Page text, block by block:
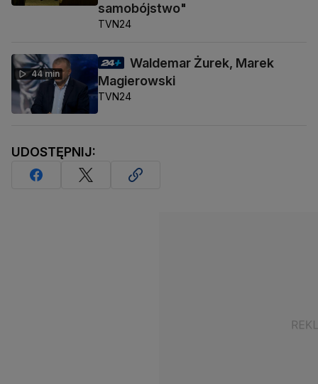
samobójstwo"
TVN24
44 min
Waldemar Żurek, Marek
Magierowski
TVN24
UDOSTĘPNIJ: